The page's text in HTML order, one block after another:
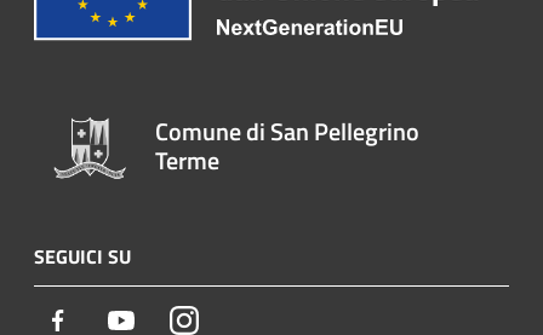
Comune di San Pellegrino
Terme
SEGUICI SU
Facebook YoutubeInstagram